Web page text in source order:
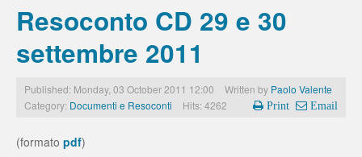
Resoconto CD 29 e 30
settembre 2011
Published: Monday, 03 October 2011 12:00 Written by Paolo Valente
Category: Documenti e Resoconti Hits: 4262 Print Email
(formato pdf)